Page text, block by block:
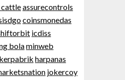
assurecontrols
coinsmonedas
icdiss
bolaminweb
harpanas
jokercoy